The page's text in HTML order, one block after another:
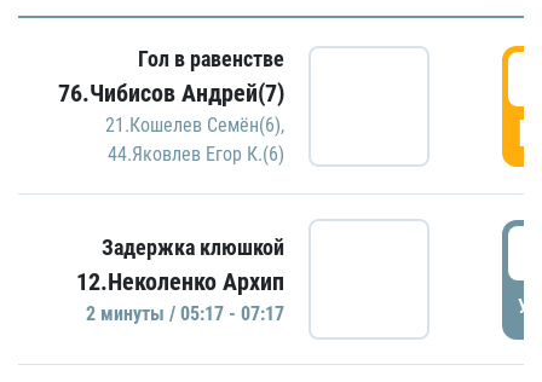
Гол в равенстве
76.Чибисов Андрей(7)
21.Кошелев Семён(6),
44.Яковлев Егор К.(6)
Задержка клюшкой
12.Неколенко Архип
2 минуты / 05:17 - 07:17